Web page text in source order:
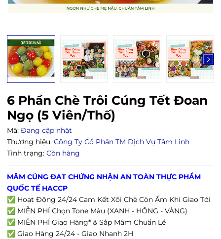
6 Phần Chè Trôi Cúng Tết Đoan
Ngọ (5 Viên/Thố)
Mã: Đang cập nhật
Thương hiệu: Công Ty Cổ Phần TM Dịch Vụ Tâm Linh
Tình trạng: Còn hàng
MÂM CÚNG ĐẠT CHỨNG NHẬN AN TOÀN THỰC PHẨM
QUỐC TẾ HACCP
✅ Hoạt Động 24/24 Cam Kết Xôi Chè Còn Ấm Khi Giao Tới
✅ MIỄN PHÍ Chọn Tone Màu (XANH - HỒNG - VÀNG)
✅ MIỄN PHÍ Giao Hàng* & Sắp Mâm Chuẩn Lễ
✅ Giao Hàng 24/24 - Giao Nhanh 2H